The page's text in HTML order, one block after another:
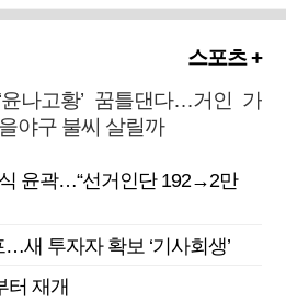
스포츠 +
‘윤나고황’ 꿈틀댄다…거인 가
을야구 불씨 살릴까
윤곽…“선거인단 192→2만
새 투자자 확보 ‘기사회생’
재개